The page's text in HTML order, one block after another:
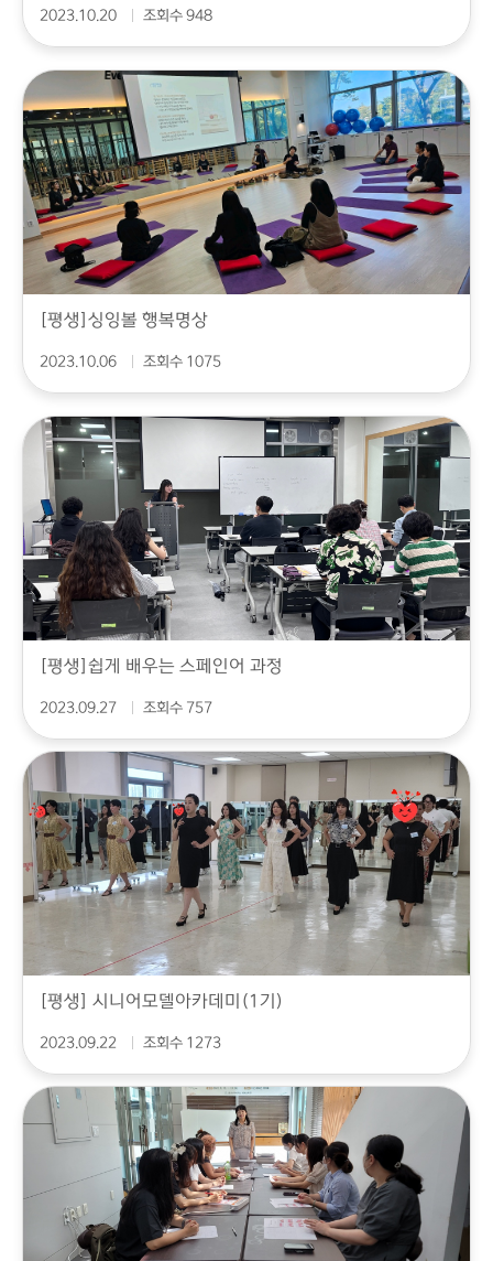
2023.10.20 조회수 948
[평생]싱잉볼 행복명상
2023.10.06 조회수 1075
[평생]쉽게 배우는 스페인어 과정
2023.09.27 조회수 757
[평생] 시니어모델아카데미(1기)
2023.09.22 조회수 1273